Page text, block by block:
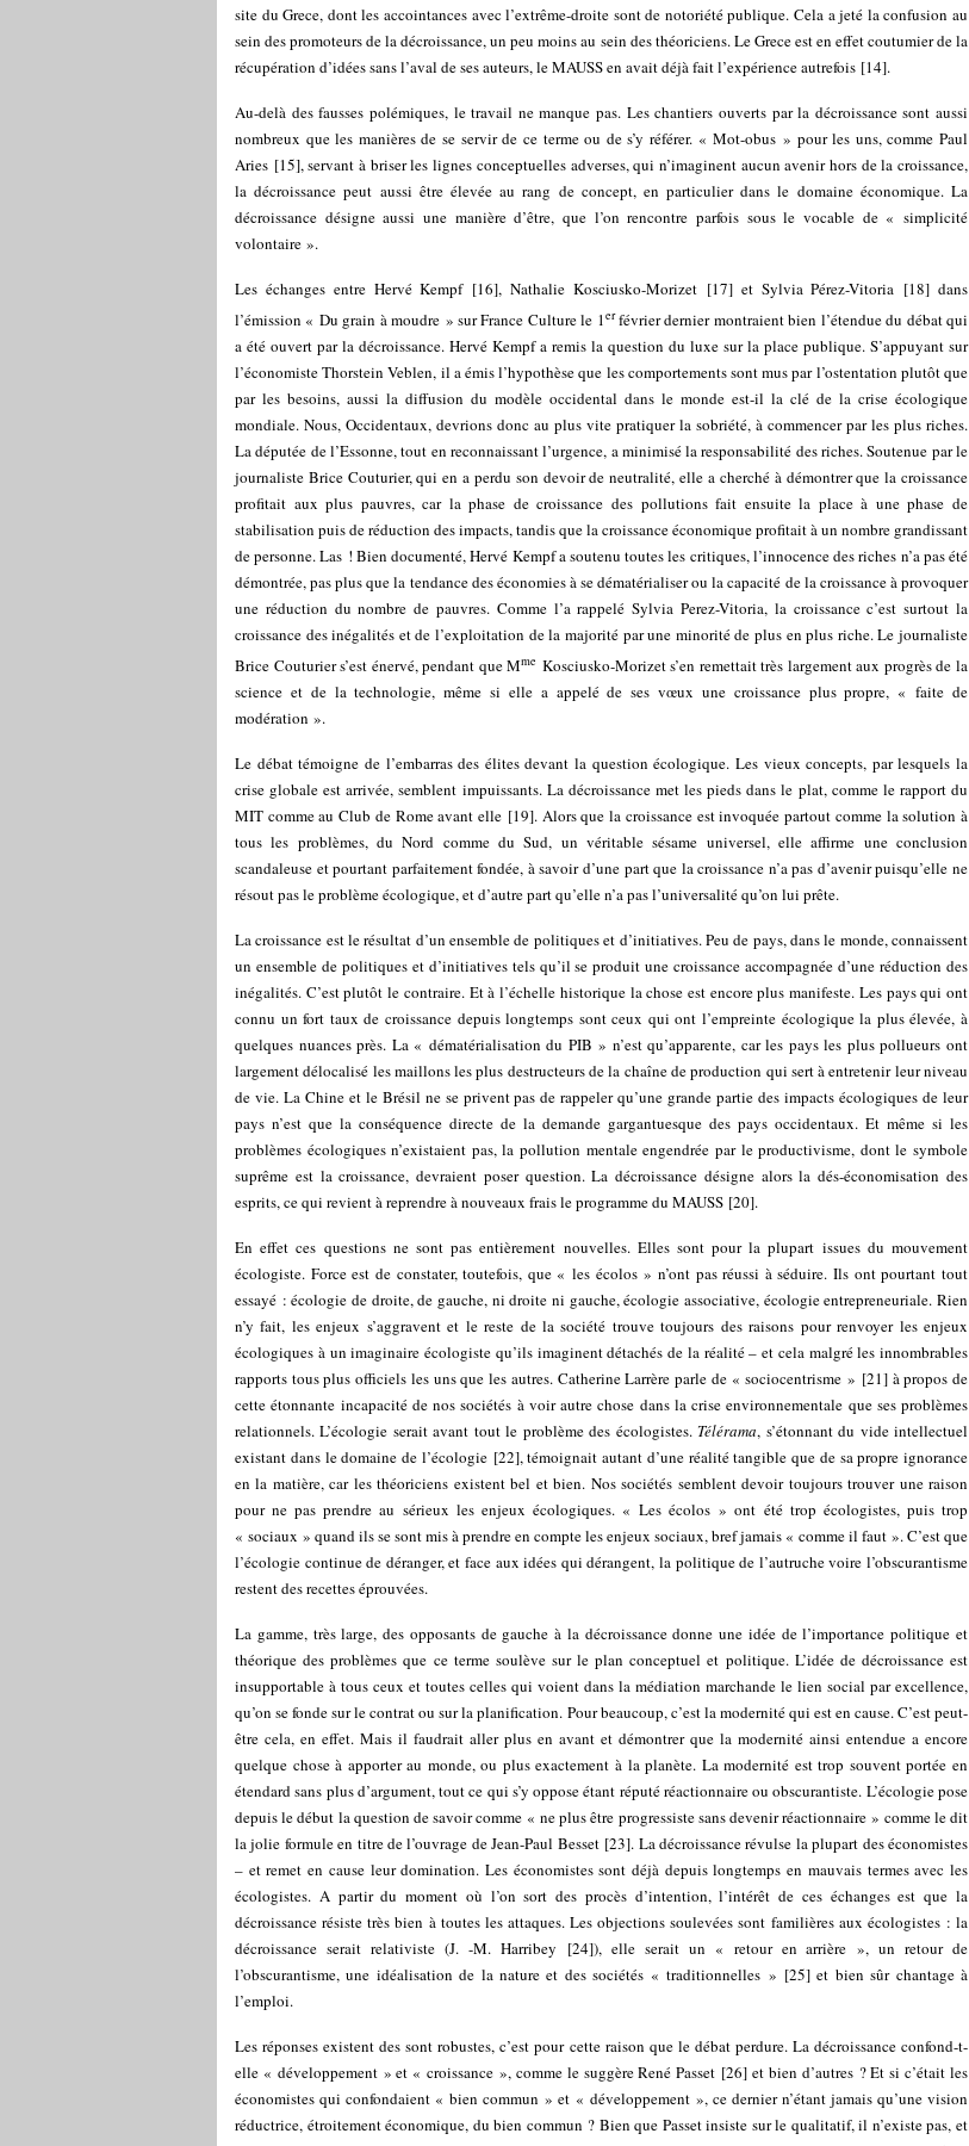
site du Grece, dont les accointances avec l’extrême-droite sont de notoriété publique. Cela a jeté la confusion au
sein des promoteurs de la décroissance, un peu moins au sein des théoriciens. Le Grece est en effet coutumier de la
récupération d’idées sans l’aval de ses auteurs, le MAUSS en avait déjà fait l’expérience autrefois [14].
Au-delà des fausses polémiques, le travail ne manque pas. Les chantiers ouverts par la décroissance sont aussi
nombreux que les manières de se servir de ce terme ou de s’y référer. « Mot-obus » pour les uns, comme Paul
Aries [15], servant à briser les lignes conceptuelles adverses, qui n’imaginent aucun avenir hors de la croissance,
la décroissance peut aussi être élevée au rang de concept, en particulier dans le domaine économique. La
décroissance désigne aussi une manière d’être, que l’on rencontre parfois sous le vocable de « simplicité
volontaire ».
Les échanges entre Hervé Kempf[16], Nathalie Kosciusko-Morizet[17]et Sylvia Pérez-Vitoria [18] dans
l’émission « Du grain à moudre » sur France Culture le 1erfévrier dernier montraient bien l’étendue du débat qui
a été ouvert par la décroissance. Hervé Kempf a remis la question du luxe sur la place publique. S’appuyant sur
l’économiste Thorstein Veblen, il a émis l’hypothèse que les comportements sont mus par l’ostentation plutôt que
par les besoins, aussi la diffusion du modèle occidental dans le monde est-il la clé de la crise écologique
mondiale. Nous, Occidentaux, devrions donc au plus vite pratiquer la sobriété, à commencer par les plus riches.
La députée de l’Essonne, tout en reconnaissant l’urgence, a minimisé la responsabilité des riches. Soutenue par le
journaliste Brice Couturier, qui en a perdu son devoir de neutralité, elle a cherché à démontrer que la croissance
profitait aux plus pauvres, car la phase de croissance des pollutions fait ensuite la place à une phase de
stabilisation puis de réduction des impacts, tandis que la croissance économique profitait à un nombre grandissant
de personne. Las ! Bien documenté, Hervé Kempf a soutenu toutes les critiques, l’innocence des riches n’a pas été
démontrée, pas plus que la tendance des économies à se dématérialiser ou la capacité de la croissance à provoquer
une réduction du nombre de pauvres. Comme l’a rappelé Sylvia Perez-Vitoria, la croissance c’est surtout la
croissance des inégalités et de l’exploitation de la majorité par une minorité de plus en plus riche. Le journaliste
Brice Couturier s’est énervé, pendant que Mme Kosciusko-Morizet s’en remettait très largement aux progrès de la
science et de la technologie, même si elle a appelé de ses vœux une croissance plus propre, « faite de
modération ».
Le débat témoigne de l’embarras des élites devant la question écologique. Les vieux concepts, par lesquels la
crise globale est arrivée, semblent impuissants. La décroissance met les pieds dans le plat, comme le rapport du
MIT comme au Club de Rome avant elle [19]. Alors que la croissance est invoquée partout comme la solution à
tous les problèmes, du Nord comme du Sud, un véritable sésame universel, elle affirme une conclusion
scandaleuse et pourtant parfaitement fondée, à savoir d’une part que la croissance n’a pas d’avenir puisqu’elle ne
résout pas le problème écologique, et d’autre part qu’elle n’a pas l’universalité qu’on lui prête.
La croissance est le résultat d’un ensemble de politiques et d’initiatives. Peu de pays, dans le monde, connaissent
un ensemble de politiques et d’initiatives tels qu’il se produit une croissance accompagnée d’une réduction des
inégalités. C’est plutôt le contraire. Et à l’échelle historique la chose est encore plus manifeste. Les pays qui ont
connu un fort taux de croissance depuis longtemps sont ceux qui ont l’empreinte écologique la plus élevée, à
quelques nuances près. La « dématérialisation du PIB » n’est qu’apparente, car les pays les plus pollueurs ont
largement délocalisé les maillons les plus destructeurs de la chaîne de production qui sert à entretenir leur niveau
de vie. La Chine et le Brésil ne se privent pas de rappeler qu’une grande partie des impacts écologiques de leur
pays n’est que la conséquence directe de la demande gargantuesque des pays occidentaux. Et même si les
problèmes écologiques n’existaient pas, la pollution mentale engendrée par le productivisme, dont le symbole
suprême est la croissance, devraient poser question. La décroissance désigne alors la dés-économisation des
esprits, ce qui revient à reprendre à nouveaux frais le programme du MAUSS [20].
En effet ces questions ne sont pas entièrement nouvelles. Elles sont pour la plupart issues du mouvement
écologiste. Force est de constater, toutefois, que « les écolos » n’ont pas réussi à séduire. Ils ont pourtant tout
essayé : écologie de droite, de gauche, ni droite ni gauche, écologie associative, écologie entrepreneuriale. Rien
n’y fait, les enjeux s’aggravent et le reste de la société trouve toujours des raisons pour renvoyer les enjeux
écologiques à un imaginaire écologiste qu’ils imaginent détachés de la réalité – et cela malgré les innombrables
rapports tous plus officiels les uns que les autres. Catherine Larrère parle de « sociocentrisme » [21]à propos de
cette étonnante incapacité de nos sociétés à voir autre chose dans la crise environnementale que ses problèmes
relationnels. L’écologie serait avant tout le problème des écologistes. Télérama, s’étonnant du vide intellectuel
existant dans le domaine de l’écologie[22], témoignait autant d’une réalité tangible que de sa propre ignorance
en la matière, car les théoriciens existent bel et bien. Nos sociétés semblent devoir toujours trouver une raison
pour ne pas prendre au sérieux les enjeux écologiques. « Les écolos » ont été trop écologistes, puis trop
« sociaux » quand ils se sont mis à prendre en compte les enjeux sociaux, bref jamais « comme il faut ». C’est que
l’écologie continue de déranger, et face aux idées qui dérangent, la politique de l’autruche voire l’obscurantisme
restent des recettes éprouvées.
La gamme, très large, des opposants de gauche à la décroissance donne une idée de l’importance politique et
théorique des problèmes que ce terme soulève sur le plan conceptuel et politique. L’idée de décroissance est
insupportable à tous ceux et toutes celles qui voient dans la médiation marchande le lien social par excellence,
qu’on se fonde sur le contrat ou sur la planification. Pour beaucoup, c’est la modernité qui est en cause. C’est peut-
être cela, en effet. Mais il faudrait aller plus en avant et démontrer que la modernité ainsi entendue a encore
quelque chose à apporter au monde, ou plus exactement à la planète. La modernité est trop souvent portée en
étendard sans plus d’argument, tout ce qui s’y oppose étant réputé réactionnaire ou obscurantiste. L’écologie pose
depuis le début la question de savoir comme « ne plus être progressiste sans devenir réactionnaire » comme le dit
la jolie formule en titre de l’ouvrage de Jean-Paul Besset[23]. La décroissance révulse la plupart des économistes
– et remet en cause leur domination. Les économistes sont déjà depuis longtemps en mauvais termes avec les
écologistes. A partir du moment où l’on sort des procès d’intention, l’intérêt de ces échanges est que la
décroissance résiste très bien à toutes les attaques. Les objections soulevées sont familières aux écologistes : la
décroissance serait relativiste (J. -M. Harribey [24]), elle serait un « retour en arrière », un retour de
l’obscurantisme, une idéalisation de la nature et des sociétés « traditionnelles » [25]et bien sûr chantage à
l’emploi.
Les réponses existent des sont robustes, c’est pour cette raison que le débat perdure. La décroissance confond-t-
elle « développement » et « croissance », comme le suggèreRené Passet [26] et bien d’autres ? Et si c’était les
économistes qui confondaient « bien commun » et « développement », ce dernier n’étant jamais qu’une vision
réductrice, étroitement économique, du bien commun ? Bien que Passet insiste sur le qualitatif, il n’existe pas, et